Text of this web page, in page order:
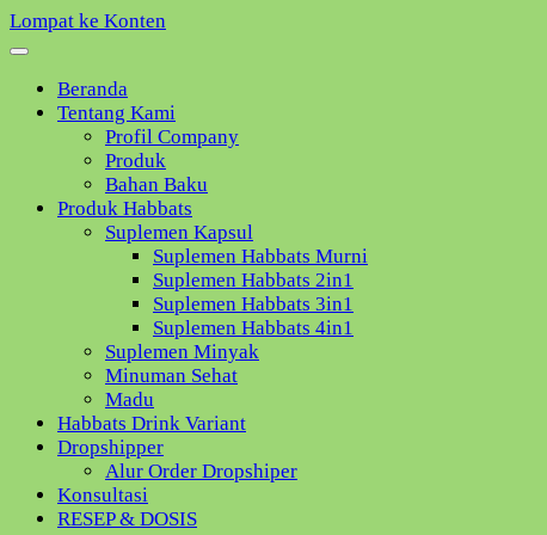
Lompat ke Konten
Beranda
Tentang Kami
Profil Company
Produk
Bahan Baku
Produk Habbats
Suplemen Kapsul
Suplemen Habbats Murni
Suplemen Habbats 2in1
Suplemen Habbats 3in1
Suplemen Habbats 4in1
Suplemen Minyak
Minuman Sehat
Madu
Habbats Drink Variant
Dropshipper
Alur Order Dropshiper
Konsultasi
RESEP & DOSIS